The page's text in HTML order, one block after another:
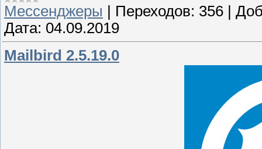
Мессенджеры | Переходов: 356 |
Дата: 04.09.2019
Mailbird 2.5.19.0